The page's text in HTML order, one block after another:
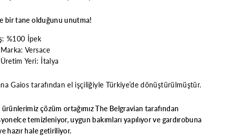
bir tane olduğunu unutma!
%100 İpek
Versace
Yeri: İtalya
Gaios tarafından el işçiliğiyle Türkiye’de dönüştürülmüştür.
ürünlerimiz çözüm ortağımız The Belgravian tarafından
temizleniyor, uygun bakımları yapılıyor ve gardırobuna
hazır hale getiriliyor.
"Kapat"